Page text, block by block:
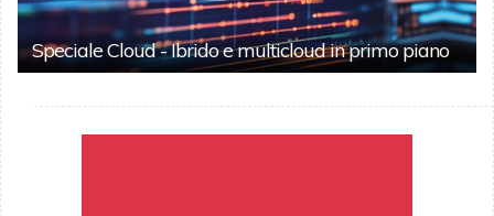
Speciale Cloud - Ibrido e multicloud in primo piano